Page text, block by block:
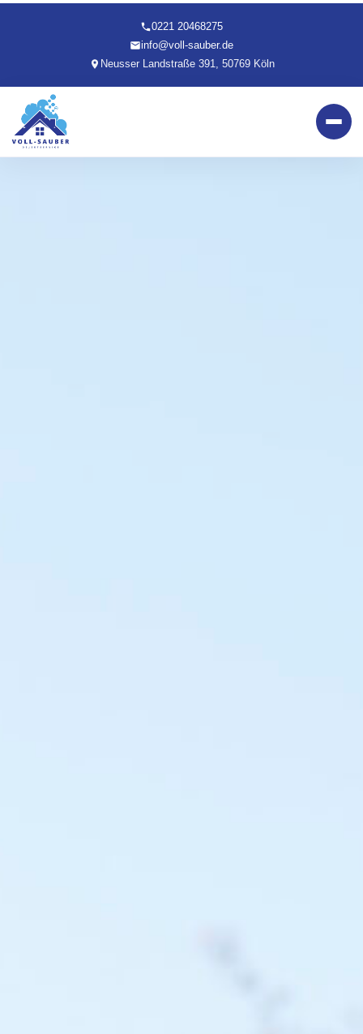
0221 20468275
info@voll-sauber.de
Neusser Landstraße 391, 50769 Köln